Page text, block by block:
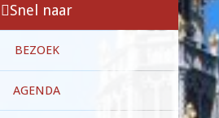
Snel naar
BEZOEK
AGENDA